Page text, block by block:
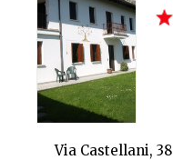
Via Castellani, 38